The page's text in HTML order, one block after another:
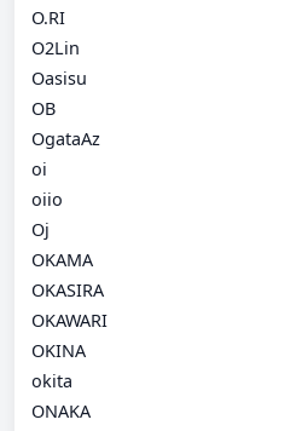
O.RI
O2Lin
Oasisu
OB
OgataAz
oi
oiio
Oj
OKAMA
OKASIRA
OKAWARI
OKINA
okita
ONAKA